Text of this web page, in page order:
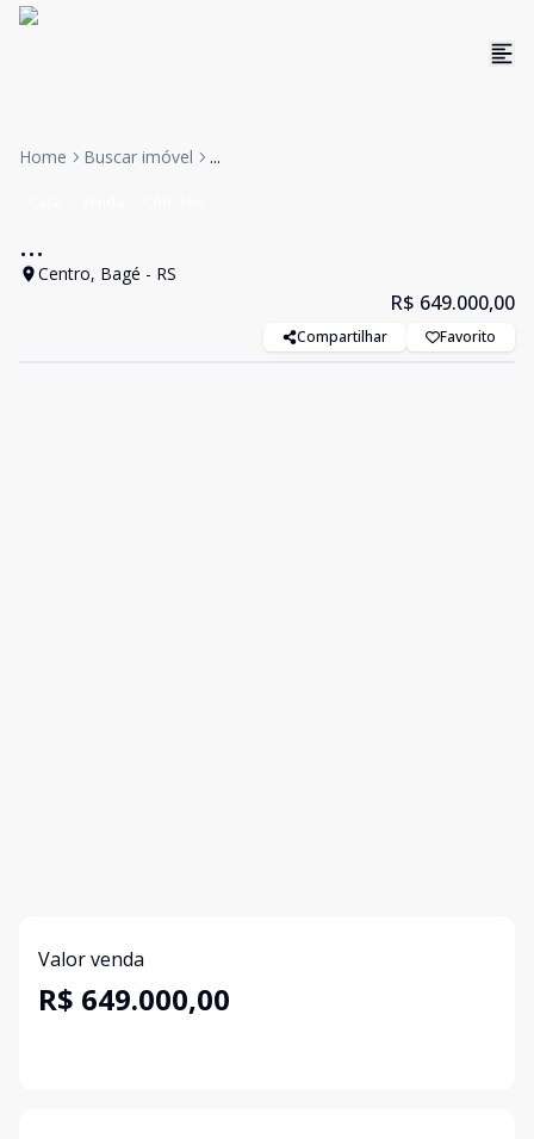
Home Buscar imóvel ...
...
Centro, Bagé - RS
R$ 649.000,00
Compartilhar Favorito
Valor venda
R$ 649.000,00